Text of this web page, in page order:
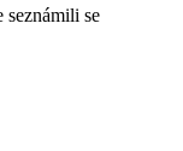
seznámili se